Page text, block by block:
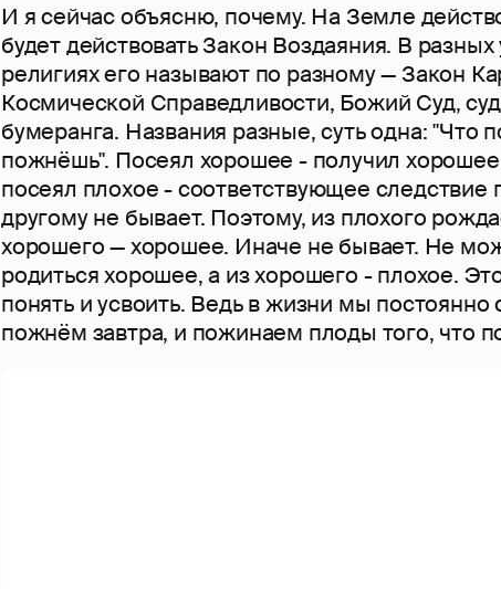
И я сейчас объясню, почему. На Земле
будет действовать Закон Воздаяния. В разных
религиях его называют по разному — Закон
Космической Справедливости, Божий Суд,
бумеранга. Названия разные, суть одна: "Что
пожнёшь". Посеял хорошее - получил
посеял плохое - соответствующее
другому не бывает. Поэтому, из плохого
хорошего — хорошее. Иначе не бывает. Не
родиться хорошее, а из хорошего - плохое.
понять и усвоить. Ведь в жизни мы постоянно
пожнём завтра, и пожинаем плоды того, что